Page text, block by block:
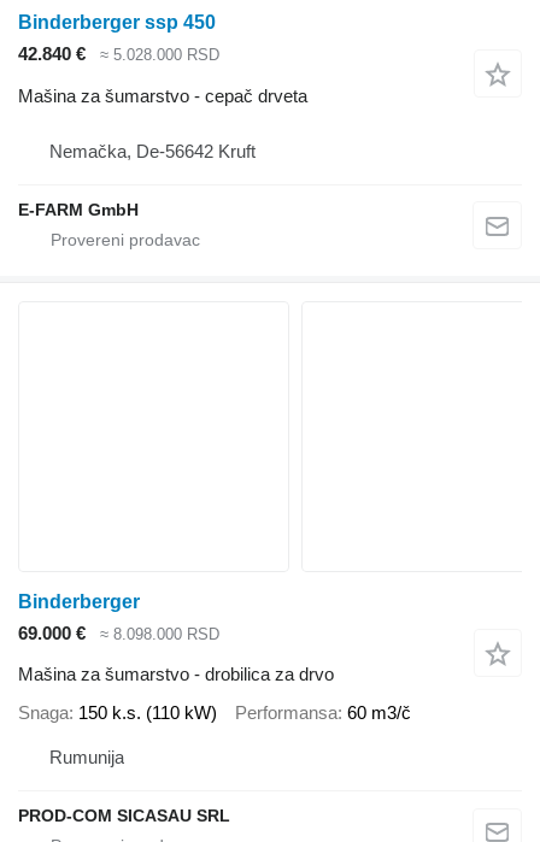
Binderberger ssp 450
42.840 €
≈ 5.028.000 RSD
Mašina za šumarstvo - cepač drveta
Nemačka, De-56642 Kruft
E-FARM GmbH
Binderberger
69.000 €
≈ 8.098.000 RSD
Mašina za šumarstvo - drobilica za drvo
Snaga 150 k.s. (110 kW) Performansa 60 m3/č
Rumunija
PROD-COM SICASAU SRL